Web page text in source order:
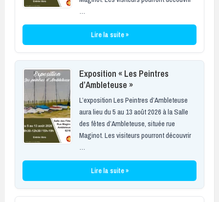
…
Lire la suite »
Exposition « Les Peintres
d’Ambleteuse »
L’exposition Les Peintres d’Ambleteuse
aura lieu du 5 au 13 août 2026 à la Salle
des fêtes d’Ambleteuse, située rue
Maginot. Les visiteurs pourront découvrir
…
Lire la suite »